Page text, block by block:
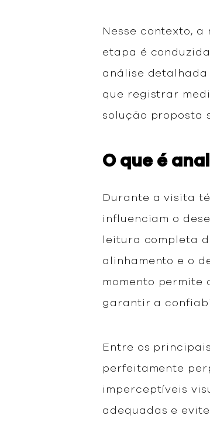
Nesse contexto,
etapa é
análise
que registrar
solução proposta
O que é
Durante a visita
influenciam o
leitura completa
alinhamento e o
momento permite
garantir a
Entre os
perfeitamente
imperceptíveis
adequadas e